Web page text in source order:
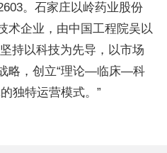
。石家庄以岭药业股份
术企业，由中国工程院吴以
持以科技为先导，以市场
略，创立“理论—临床—科
独特运营模式。”